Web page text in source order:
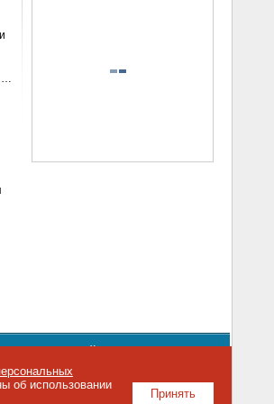
сайта
Принять
об использовании